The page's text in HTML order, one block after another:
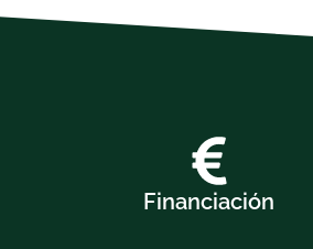
Financiación